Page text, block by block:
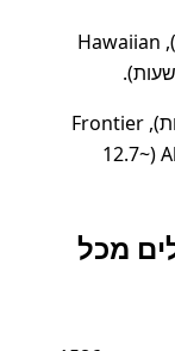
United Airlines (~7.2 שעות), Hawaiian
Frontier Airlines (~17.4 שעות), Frontier
Airlines (~16.2 שעות), Alaska Airlines (~12.7
מכל